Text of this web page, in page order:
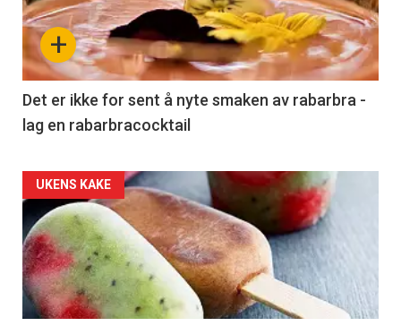
+
Det er ikke for sent å nyte smaken av rabarbra -
lag en rabarbracocktail
UKENS KAKE